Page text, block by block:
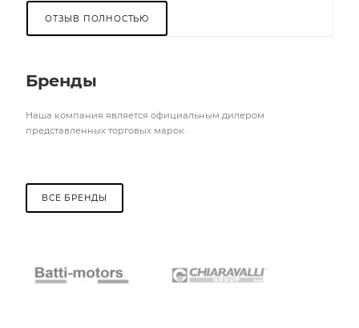
ОТЗЫВ ПОЛНОСТЬЮ
Бренды
Наша компания является официальным дилером
представленных торговых марок.
ВСЕ БРЕНДЫ